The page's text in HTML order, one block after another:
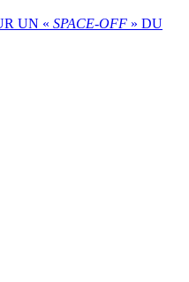
UN « SPACE-OFF » DU